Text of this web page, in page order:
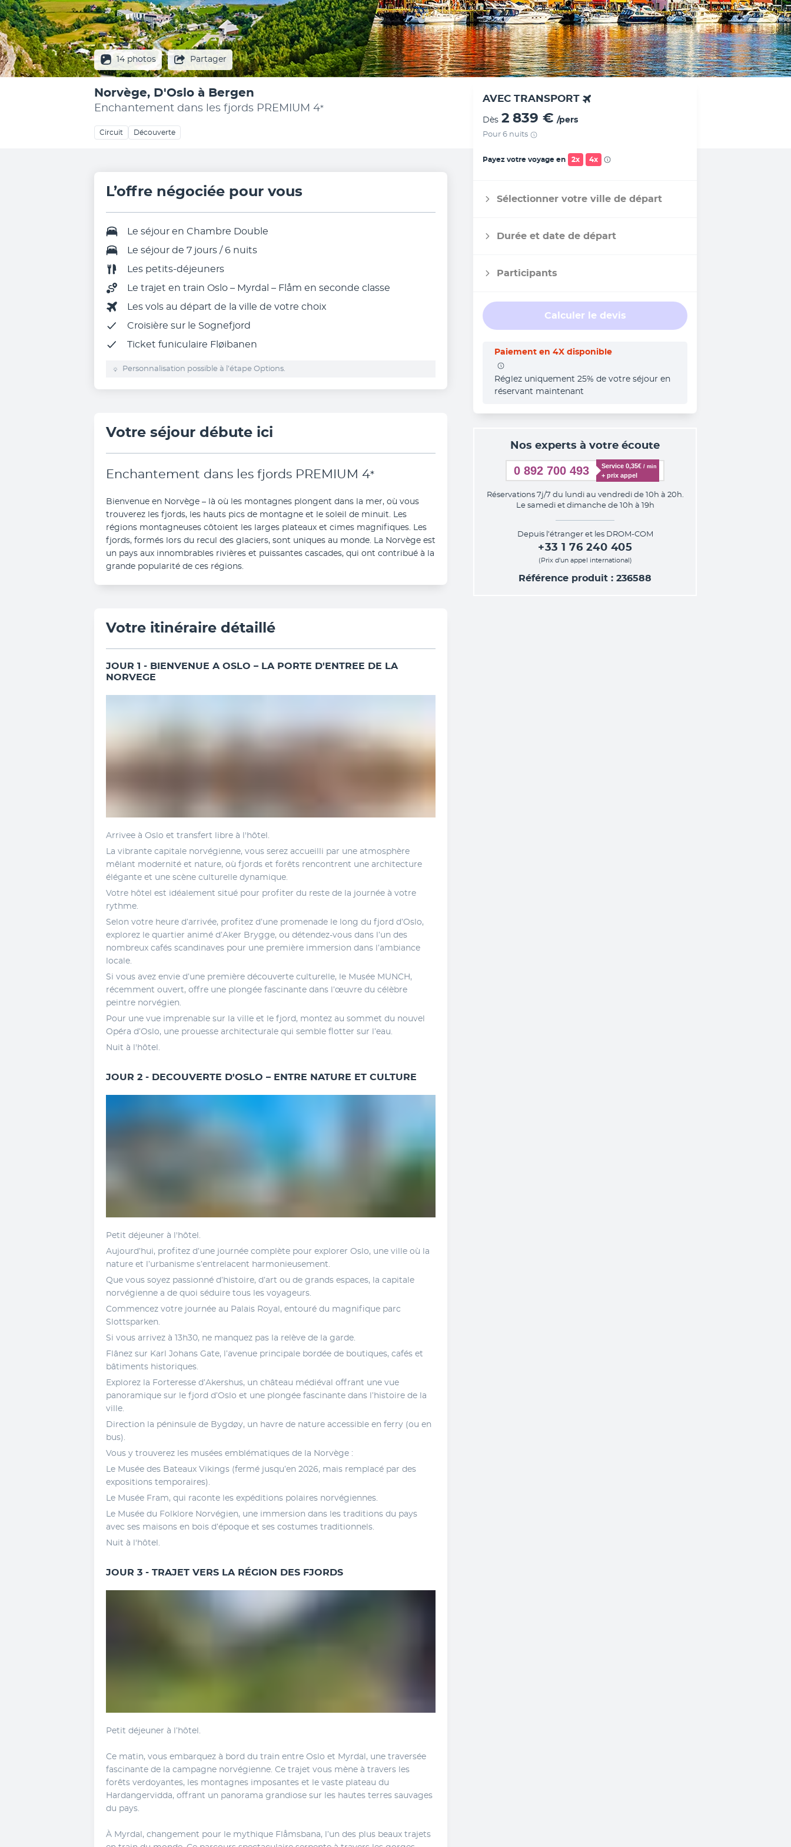
14 photos Partager
Norvège, D'Oslo à Bergen
Enchantement dans les fjords PREMIUM 4*
Circuit Découverte
AVEC TRANSPORT
Dès 2 839 € /pers
Pour 6 nuits
Payez votre voyage en 2x 4x
Sélectionner votre ville de départ
Durée et date de départ
Participants
Calculer le devis
Paiement en 4X disponible
Réglez uniquement 25% de votre séjour en
réservant maintenant
Nos experts à votre écoute
0 892 700 493 Service 0,35€ / min
+ prix appel
Réservations 7j/7 du lundi au vendredi de 10h à 20h.
Le samedi et dimanche de 10h à 19h
Depuis l’étranger et les DROM-COM
+33 1 76 240 405
(Prix d’un appel international)
Référence produit : 236588
L’offre négociée pour vous
Le séjour en Chambre Double
Le séjour de 7 jours / 6 nuits
Les petits-déjeuners
Le trajet en train Oslo – Myrdal – Flåm en seconde classe
Les vols au départ de la ville de votre choix
Croisière sur le Sognefjord
Ticket funiculaire Fløibanen
Personnalisation possible à l’étape Options.
Votre séjour débute ici
Enchantement dans les fjords PREMIUM 4*
Bienvenue en Norvège – là où les montagnes plongent dans la mer, où vous
trouverez les fjords, les hauts pics de montagne et le soleil de minuit. Les
régions montagneuses côtoient les larges plateaux et cimes magnifiques. Les
fjords, formés lors du recul des glaciers, sont uniques au monde. La Norvège est
un pays aux innombrables rivières et puissantes cascades, qui ont contribué à la
grande popularité de ces régions.
Votre itinéraire détaillé
JOUR 1 - BIENVENUE A OSLO – LA PORTE D'ENTREE DE LA
NORVEGE
Arrivee à Oslo et transfert libre à l'hôtel.
La vibrante capitale norvégienne, vous serez accueilli par une atmosphère
mêlant modernité et nature, où fjords et forêts rencontrent une architecture
élégante et une scène culturelle dynamique.
Votre hôtel est idéalement situé pour profiter du reste de la journée à votre
rythme.
Selon votre heure d’arrivée, profitez d’une promenade le long du fjord d’Oslo,
explorez le quartier animé d’Aker Brygge, ou détendez-vous dans l’un des
nombreux cafés scandinaves pour une première immersion dans l’ambiance
locale.
Si vous avez envie d’une première découverte culturelle, le Musée MUNCH,
récemment ouvert, offre une plongée fascinante dans l’œuvre du célèbre
peintre norvégien.
Pour une vue imprenable sur la ville et le fjord, montez au sommet du nouvel
Opéra d’Oslo, une prouesse architecturale qui semble flotter sur l’eau.
Nuit à l'hôtel.
JOUR 2 - DECOUVERTE D'OSLO – ENTRE NATURE ET CULTURE
Petit déjeuner à l'hôtel.
Aujourd’hui, profitez d’une journée complète pour explorer Oslo, une ville où la
nature et l’urbanisme s’entrelacent harmonieusement.
Que vous soyez passionné d’histoire, d’art ou de grands espaces, la capitale
norvégienne a de quoi séduire tous les voyageurs.
Commencez votre journée au Palais Royal, entouré du magnifique parc
Slottsparken.
Si vous arrivez à 13h30, ne manquez pas la relève de la garde.
Flânez sur Karl Johans Gate, l’avenue principale bordée de boutiques, cafés et
bâtiments historiques.
Explorez la Forteresse d’Akershus, un château médiéval offrant une vue
panoramique sur le fjord d’Oslo et une plongée fascinante dans l’histoire de la
ville.
Direction la péninsule de Bygdøy, un havre de nature accessible en ferry (ou en
bus).
Vous y trouverez les musées emblématiques de la Norvège :
Le Musée des Bateaux Vikings (fermé jusqu’en 2026, mais remplacé par des
expositions temporaires).
Le Musée Fram, qui raconte les expéditions polaires norvégiennes.
Le Musée du Folklore Norvégien, une immersion dans les traditions du pays
avec ses maisons en bois d’époque et ses costumes traditionnels.
Nuit à l'hôtel.
JOUR 3 - TRAJET VERS LA RÉGION DES FJORDS
Petit déjeuner à l’hôtel.
Ce matin, vous embarquez à bord du train entre Oslo et Myrdal, une traversée
fascinante de la campagne norvégienne. Ce trajet vous mène à travers les
forêts verdoyantes, les montagnes imposantes et le vaste plateau du
Hardangervidda, offrant un panorama grandiose sur les hautes terres sauvages
du pays.
À Myrdal, changement pour le mythique Flåmsbana, l’un des plus beaux trajets